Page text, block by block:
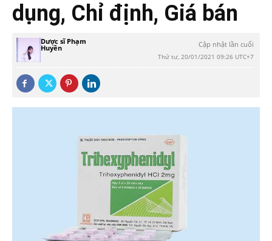
dụng, Chỉ định, Giá bán
Dược sĩ Phạm
Huyền Cập nhật lần cuối
Thứ tư, 20/01/2021 09:26 UTC+7